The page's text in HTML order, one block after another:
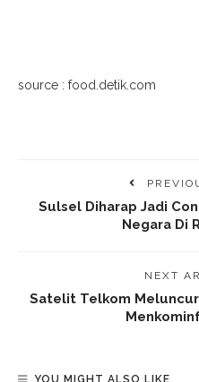
source : food.detik.com
Sulsel Diharap Jadi
Negara Di
NEXT
Satelit Telkom Meluncur
YOU MIGHT ALSO LIKE